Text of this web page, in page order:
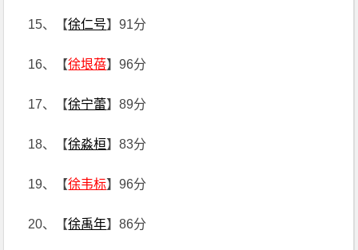
15、【徐仁号】91分
16、【徐垠蓓】96分
17、【徐宁蕾】89分
18、【徐淼桓】83分
19、【徐韦标】96分
20、【徐禹年】86分